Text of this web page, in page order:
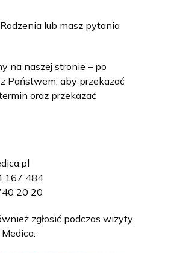
lub masz pytania
na naszej stronie – po
Państwem, aby przekazać
oraz przekazać
167 484
20 20
zgłosić podczas wizyty